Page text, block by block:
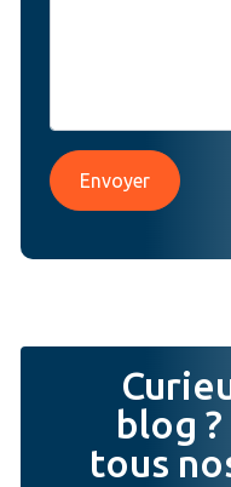
Envoyer
blog
tous